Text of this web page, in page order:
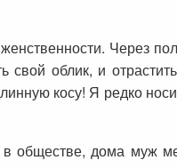
Через
свой облик, и
косу! Я редко
обществе, дома муж